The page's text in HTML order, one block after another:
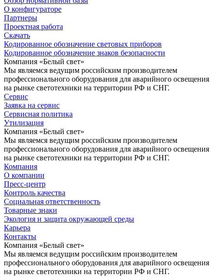
О конфигураторе
Партнеры
Проектная работа
Скачать
Кодированное обозначение световых приборов
Кодированное обозначение знаков безопасности
Компания «Белый свет»
Мы являемся ведущим российским производителем
профессионального оборудования для аварийного освещения
на рынке светотехники на территории РФ и СНГ.
Сервис
Заявка на сервис
Сервисная политика
Утилизация
Компания «Белый свет»
Мы являемся ведущим российским производителем
профессионального оборудования для аварийного освещения
на рынке светотехники на территории РФ и СНГ.
Компания
О компании
Пресс-центр
Контроль качества
Социальная ответственность
Товарные знаки
Экология и защита окружающей среды
Карьера
Контакты
Компания «Белый свет»
Мы являемся ведущим российским производителем
профессионального оборудования для аварийного освещения
на рынке светотехники на территории РФ и СНГ.